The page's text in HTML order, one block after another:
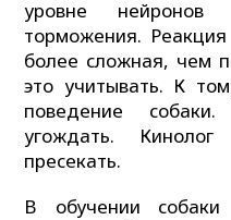
уровне
торможения.
более сложная, чем
это учитывать. К
поведение
угождать.
пресекать.
В обучении